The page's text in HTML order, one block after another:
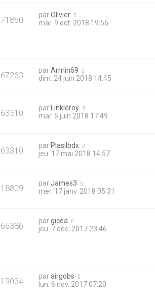
71860 parOlivier
mar. 9 oct. 2018 19:56
67263 parArmin69
dim. 24 juin 2018 14:45
63510 par
Linkleroy
mar. 5 juin 2018 17:49
63310 par Plasilbdx
jeu. 17 mai 2018 14:57
18809 par James3
mer. 17 janv. 2018 05:31
66386 pargicéa
jeu. 7 déc. 2017 23:46
19034 parairgobs
lun. 6 nov. 2017 07:20